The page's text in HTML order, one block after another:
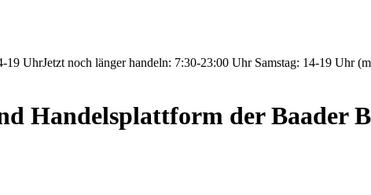
19 UhrJetzt noch länger handeln: 7:30-23:00 Uhr Samstag: 14-19 Uhr
Handelsplattform der Baader